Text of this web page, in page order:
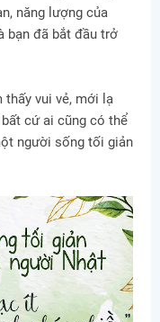
năng lượng của
bạn đã bắt đầu trở
vui vẻ, mới lạ
cứ ai cũng có thể
người sống tối giản